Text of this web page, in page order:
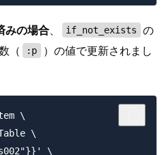
みの場合、 if_not_exists
の
（ :p
）の値で更新されまし
\
\
\